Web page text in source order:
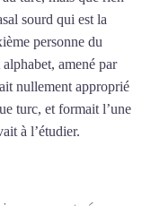
sourd qui est la
personne du
amené par
nullement approprié
turc, et formait l’une
à l’étudier.